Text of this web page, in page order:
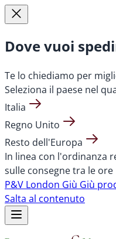
Dove vuoi
Te lo chiediamo per
Seleziona il paese nel
Italia
Regno Unito
Resto dell'Europa
In linea con l'ordinanza
sulle consegne tra le ore
P&V London Giù Giù
Salta al contenuto